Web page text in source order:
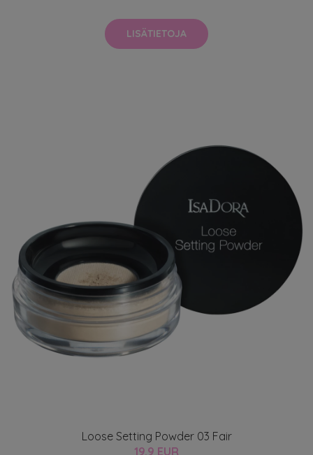
LISÄTIETOJA
Loose Setting Powder 03 Fair
19.9 EUR